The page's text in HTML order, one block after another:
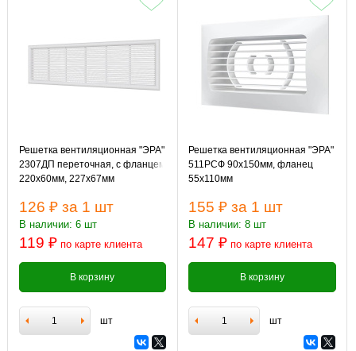
Решетка вентиляционная "ЭРА"
2307ДП переточная, с фланцем
220х60мм, 227х67мм
126 ₽ за 1 шт
В наличии: 6 шт
119 ₽ по карте клиента
В корзину
шт
Решетка вентиляционная "ЭРА"
511РСФ 90х150мм, фланец
55х110мм
155 ₽ за 1 шт
В наличии: 8 шт
147 ₽ по карте клиента
В корзину
шт